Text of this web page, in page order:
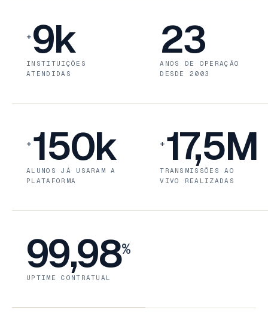
+ 9k
INSTITUIÇÕES
ATENDIDAS
23
ANOS DE OPERAÇÃO
DESDE 2003
+ 150k
ALUNOS JÁ USARAM A
PLATAFORMA
+ 17,5M
TRANSMISSÕES AO
VIVO REALIZADAS
99,98%
UPTIME CONTRATUAL